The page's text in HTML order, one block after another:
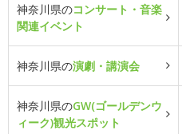
神奈川県のコンサート・音楽
関連イベント
神奈川県の演劇・講演会
神奈川県のGW(ゴールデンウ
ィーク)観光スポット